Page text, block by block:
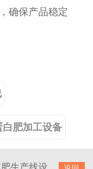
确保产品稳定
白肥加工设备